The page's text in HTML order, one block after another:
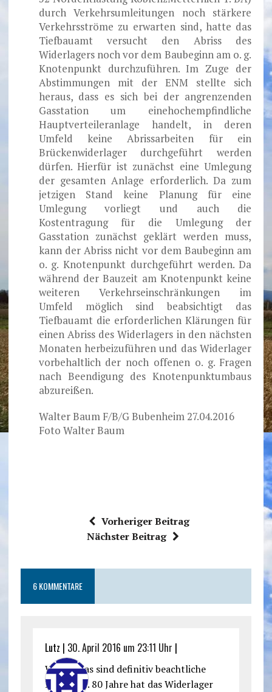
durch Verkehrsumleitungen noch stärkere
Verkehrsströme zu erwarten sind, hatte das
Tiefbauamt versucht den Abriss des
Widerlagers noch vor dem Baubeginn am o. g.
Knotenpunkt durchzuführen. Im Zuge der
Abstimmungen mit der ENM stellte sich
heraus, dass es sich bei der angrenzenden
Gasstation um einehochempfindliche
Hauptverteileranlage handelt, in deren
Umfeld keine Abrissarbeiten für ein
Brückenwiderlager durchgeführt werden
dürfen. Hierfür ist zunächst eine Umlegung
der gesamten Anlage erforderlich. Da zum
jetzigen Stand keine Planung für eine
Umlegung vorliegt und auch die
Kostentragung für die Umlegung der
Gasstation zunächst geklärt werden muss,
kann der Abriss nicht vor dem Baubeginn am
o. g. Knotenpunkt durchgeführt werden. Da
während der Bauzeit am Knotenpunkt keine
weiteren Verkehrseinschränkungen im
Umfeld möglich sind beabsichtigt das
Tiefbauamt die erforderlichen Klärungen für
einen Abriss des Widerlagers in den nächsten
Monaten herbeizuführen und das Widerlager
vorbehaltlich der noch offenen o. g. Fragen
nach Beendigung des Knotenpunktumbaus
abzureißen.
Walter Baum F/B/G Bubenheim 27.04.2016
Foto Walter Baum
Vorheriger Beitrag
Nächster Beitrag
6 KOMMENTARE
Lutz | 30. April 2016 um 23:11 Uhr |
Wow…..das sind definitiv beachtliche
Probleme. 80 Jahre hat das Widerlager